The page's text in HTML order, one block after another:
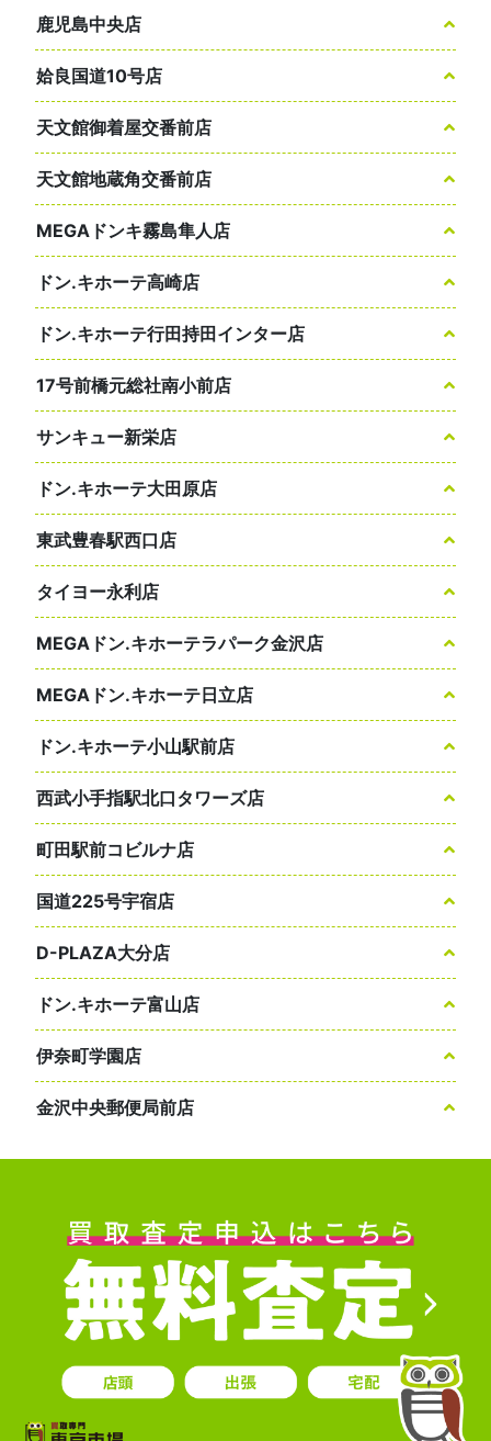
鹿児島中央店
姶良国道10号店
天文館御着屋交番前店
天文館地蔵角交番前店
MEGAドンキ霧島隼人店
ドン.キホーテ高崎店
ドン.キホーテ行田持田インター店
17号前橋元総社南小前店
サンキュー新栄店
ドン.キホーテ大田原店
東武豊春駅西口店
タイヨー永利店
MEGAドン.キホーテラパーク金沢店
MEGAドン.キホーテ日立店
ドン.キホーテ小山駅前店
西武小手指駅北口タワーズ店
町田駅前コビルナ店
国道225号宇宿店
D-PLAZA大分店
ドン.キホーテ富山店
伊奈町学園店
金沢中央郵便局前店